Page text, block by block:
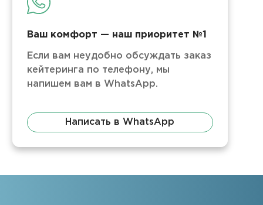
Ваш комфорт — наш приоритет №1
Если вам неудобно обсуждать заказ
кейтеринга по телефону, мы
напишем вам в WhatsApp.
Написать в WhatsApp